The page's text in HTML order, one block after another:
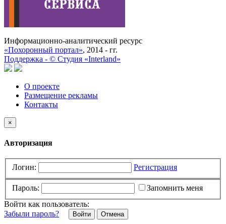
Информационно-аналитический ресурс
«Похоронный портал», 2014 - гг.
Поддержка - © Cтудия «Interland»
О проекте
Размещение рекламы
Контакты
×
Авторизация
Логин: Регистрация
Пароль:
Запомнить меня
Войти как пользователь:
Забыли пароль?
Отмена